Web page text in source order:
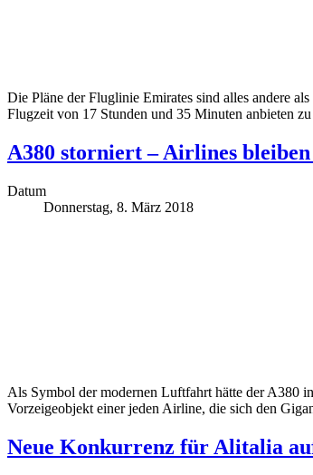
Die Pläne der Fluglinie Emirates sind alles andere
Flugzeit von 17 Stunden und 35 Minuten anbieten
A380 storniert – Airlines
Datum
Donnerstag, 8. März 2018
Als Symbol der modernen Luftfahrt hätte der A380
Vorzeigeobjekt einer jeden Airline, die sich den
Neue Konkurrenz für Alitalia